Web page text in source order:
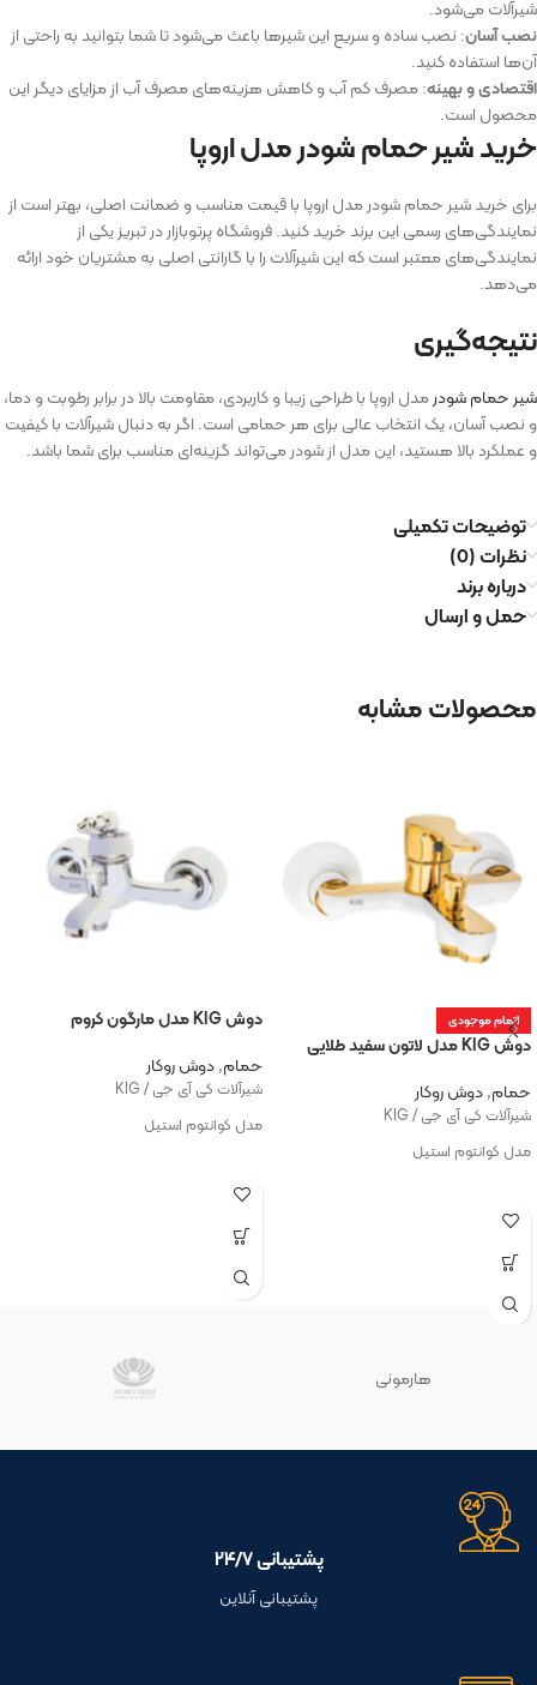
شیرآلات می‌شود.
نصب آسان: نصب ساده و سریع این شیرها باعث می‌شود تا شما بتوانید به راحتی از
آن‌ها استفاده کنید.
اقتصادی و بهینه: مصرف کم آب و کاهش هزینه‌های مصرف آب از مزایای دیگر این
محصول است.
خرید شیر حمام شودر مدل اروپا
برای خرید شیر حمام شودر مدل اروپا با قیمت مناسب و ضمانت اصلی، بهتر است از
نمایندگی‌های رسمی این برند خرید کنید. فروشگاه پرتوبازار در تبریز یکی از
نمایندگی‌های معتبر است که این شیرآلات را با گارانتی اصلی به مشتریان خود ارائه
می‌دهد.
نتیجه‌گیری
شیر حمام شودرمدل اروپا با طراحی زیبا و کاربردی، مقاومت بالا در برابر رطوبت و دما،
و نصب آسان، یک انتخاب عالی برای هر حمامی است. اگر به دنبال شیرآلات با کیفیت
و عملکرد بالا هستید، این مدل از شودر می‌تواند گزینه‌ای مناسب برای شما باشد.
توضیحات تکمیلی
نظرات (0)
درباره برند
حمل و ارسال
محصولات مشابه
اتمام موجودی
دوش KIG مدل لاتون سفید طلایی
حمام,دوش روکار
شیرآلات کی آی جی / KIG
مدل کوانتوم استیل
دوش KIG مدل مارگون کروم
حمام,دوش روکار
شیرآلات کی آی جی / KIG
مدل کوانتوم استیل
هارمونی
پشتیبانی ۲۴/۷
پشتیبانی آنلاین